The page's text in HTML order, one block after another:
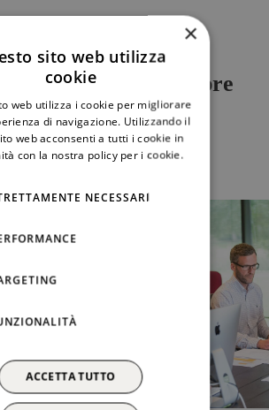
IL NOSTRO TEAM
professionisti sempre
tuo servizio.
×
sito web utilizza
cookie
web utilizza i cookie per migliorare
di navigazione. Utilizzando il
web acconsenti a tutti i cookie in
con la nostra policy per i cookie.
NECESSARI
ACCETTA TUTTO